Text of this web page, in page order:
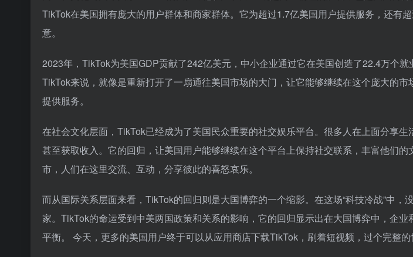
TikTok在美国拥有庞大的用户群体和商家群体。它为超过1.7亿美国用户提供服务，还有
意。
2023年，TikTok为美国GDP贡献了242亿美元，中小企业通过它在美国创造了22.4万个
TikTok来说，就像是重新打开了一扇通往美国市场的大门，让它能够继续在这个庞大的
提供服务。
在社会文化层面，TikTok已经成为了美国民众重要的社交娱乐平台。很多人在上面分享生
甚至获取收入。它的回归，让美国用户能够继续在这个平台上保持社交联系，丰富他们
市，人们在这里交流、互动，分享彼此的喜怒哀乐。
而从国际关系层面来看，TikTok的回归则是大国博弈的一个缩影。在这场“科技冷战”中，
家。TikTok的命运受到中美两国政策和关系的影响，它的回归显示出在大国博弈中，企
平衡。 今天，更多的美国用户终于可以从应用商店下载TikTok，刷着短视频，过个完整的